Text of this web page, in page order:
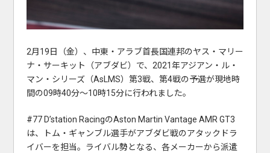
2月19日（金）、中東・アラブ首長国連邦のヤス・マリー
ナ・サーキット（アブダビ）で、2021年アジアン・ル・
マン・シリーズ（AsLMS）第3戦、第4戦の予選が現地時
間の09時40分～10時15分に行われました。
#77 D’station RacingのAston Martin Vantage AMR GT3
は、トム・ギャンブル選手がアブダビ戦のアタックドラ
イバーを担当。ライバル勢となる、各メーカーから派遣